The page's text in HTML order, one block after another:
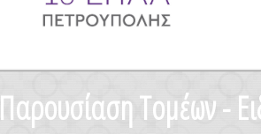
Παρουσίαση Τομέων -